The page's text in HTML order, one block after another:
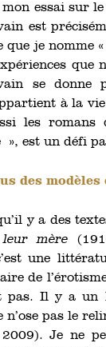
mon essai sur
est
que je nomme
que
se
à la
les romans
», est un défi
des
y a des
mère
une
de
pas. Il y a
n’ose pas le
Je ne